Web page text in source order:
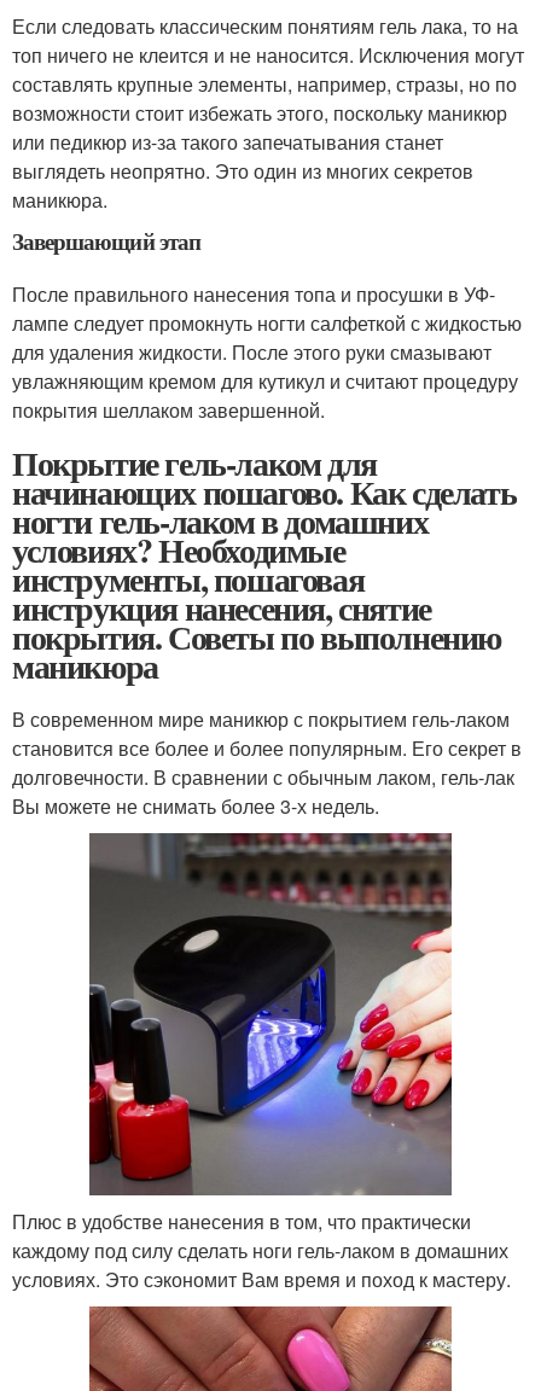
Если следовать классическим понятиям гель лака, то на
топ ничего не клеится и не наносится. Исключения могут
составлять крупные элементы, например, стразы, но по
возможности стоит избежать этого, поскольку маникюр
или педикюр из-за такого запечатывания станет
выглядеть неопрятно. Это один из многих секретов
маникюра.
Завершающий этап
После правильного нанесения топа и просушки в УФ-
лампе следует промокнуть ногти салфеткой с жидкостью
для удаления жидкости. После этого руки смазывают
увлажняющим кремом для кутикул и считают процедуру
покрытия шеллаком завершенной.
Покрытие гель-лаком для
начинающих пошагово. Как сделать
ногти гель-лаком в домашних
условиях? Необходимые
инструменты, пошаговая
инструкция нанесения, снятие
покрытия. Советы по выполнению
маникюра
В современном мире маникюр с покрытием гель-лаком
становится все более и более популярным. Его секрет в
долговечности. В сравнении с обычным лаком, гель-лак
Вы можете не снимать более 3-х недель.
Плюс в удобстве нанесения в том, что практически
каждому под силу сделать ноги гель-лаком в домашних
условиях. Это сэкономит Вам время и поход к мастеру.